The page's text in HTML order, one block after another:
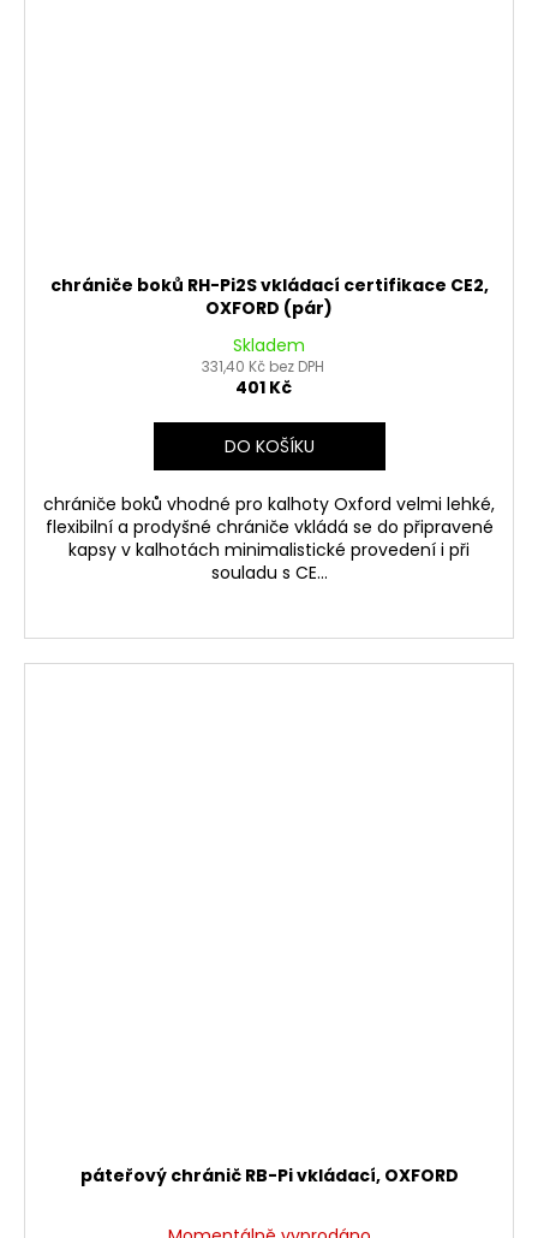
chrániče boků RH-Pi2S vkládací certifikace CE2,
OXFORD (pár)
Skladem
331,40 Kč bez DPH
401 Kč
DO KOŠÍKU
chrániče boků vhodné pro kalhoty Oxford velmi lehké,
flexibilní a prodyšné chrániče vkládá se do připravené
kapsy v kalhotách minimalistické provedení i při
souladu s CE...
páteřový chránič RB-Pi vkládací, OXFORD